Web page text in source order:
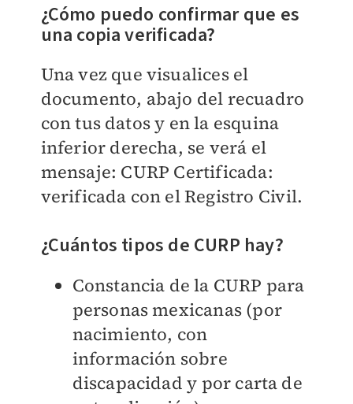
¿Cómo puedo confirmar que es
una copia verificada?
Una vez que visualices el
documento, abajo del recuadro
con tus datos y en la esquina
inferior derecha, se verá el
mensaje: CURP Certificada:
verificada con el Registro Civil.
¿Cuántos tipos de CURP hay?
Constancia de la CURP para
personas mexicanas (por
nacimiento, con
información sobre
discapacidad y por carta de